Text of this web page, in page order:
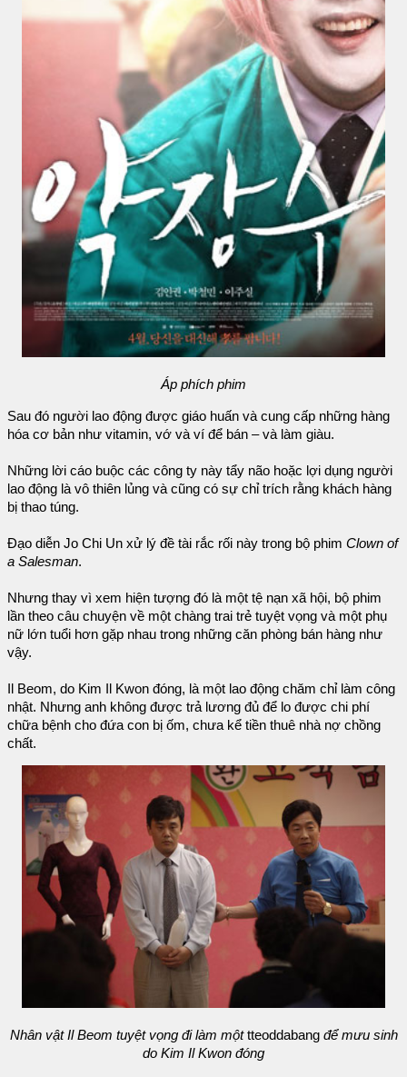
Áp phích phim
Sau đó người lao động được giáo huấn và cung cấp những hàng
hóa cơ bản như vitamin, vớ và ví để bán – và làm giàu.
Những lời cáo buộc các công ty này tẩy não hoặc lợi dụng người
lao động là vô thiên lủng và cũng có sự chỉ trích rằng khách hàng
bị thao túng.
Đạo diễn Jo Chi Un xử lý đề tài rắc rối này trong bộ phim Clown of
a Salesman.
Nhưng thay vì xem hiện tượng đó là một tệ nạn xã hội, bộ phim
lần theo câu chuyện về một chàng trai trẻ tuyệt vọng và một phụ
nữ lớn tuổi hơn gặp nhau trong những căn phòng bán hàng như
vậy.
Il Beom, do Kim Il Kwon đóng, là một lao động chăm chỉ làm công
nhật. Nhưng anh không được trả lương đủ để lo được chi phí
chữa bệnh cho đứa con bị ốm, chưa kể tiền thuê nhà nợ chồng
chất.
Nhân vật Il Beom tuyệt vọng đi làm mộttteoddabang để mưu sinh
do Kim Il Kwon đóng